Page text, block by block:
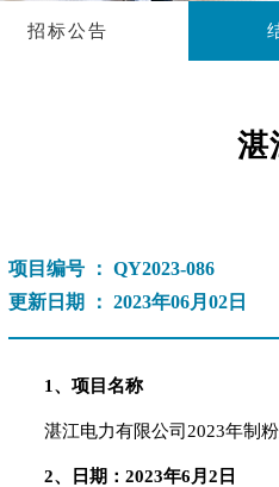
招标公告
湛
项目编号 ： QY2023-086
更新日期 ： 2023年06月02日
1 、项目名称
湛江电力有限公司2023年制
2、日期 ： 2023年6 月 2 日